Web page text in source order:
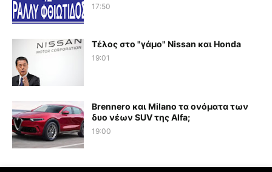
17:50
Τέλος στο "γάμο" Nissan και Honda
19:01
Brennero και Milano τα ονόματα των
δυο νέων SUV της Alfa;
19:00